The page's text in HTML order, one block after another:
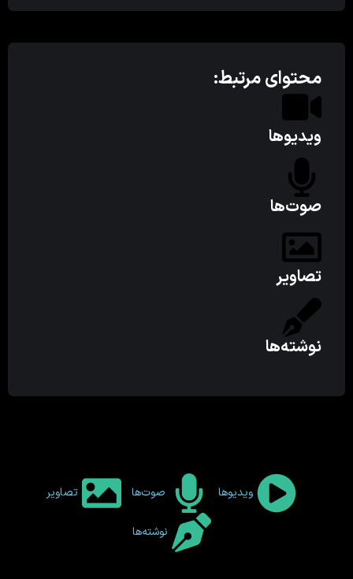
محتوای مرتبط:
ویدیوها
صوت‌ها
تصاویر
نوشته‌ها
ویدیوها صوت‌ها تصاویر
نوشته‌ها